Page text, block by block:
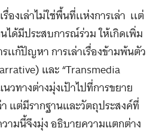
งเล่าไม่ใช่พื้นที่เเห่งการเล่า เเต่
ได้มีประสบการณ์ร่วม ให้เกิดเพิ่ม
เเก้ปัญหา การเล่าเรื่องข้ามพ้นตัว
และ “Transmedia
วทางต่างมุ่งเป้าไปที่การขยาย
แต่มีรากฐานและวัตถุประสงค์ที่
ามนี้จึงมุ่ง อธิบายความแตกต่าง